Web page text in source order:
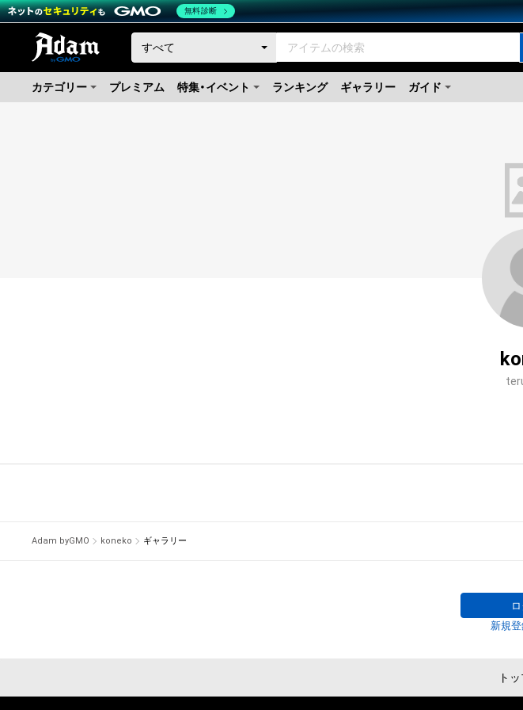
カテゴリー プレミアム 特集・イベント ランキング ギャラリー ガイド
Adam byGMO koneko ギャラリー
新規
ト
無料診断